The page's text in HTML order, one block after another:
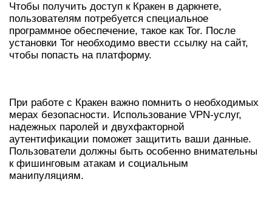
Чтобы получить доступ к Кракен в даркнете,
пользователям потребуется специальное
программное обеспечение, такое как Tor. После
установки Tor необходимо ввести ссылку на сайт,
чтобы попасть на платформу.
При работе с Кракен важно помнить о необходимых
мерах безопасности. Использование VPN-услуг,
надежных паролей и двухфакторной
аутентификации поможет защитить ваши данные.
Пользователи должны быть особенно внимательны
к фишинговым атакам и социальным
манипуляциям.